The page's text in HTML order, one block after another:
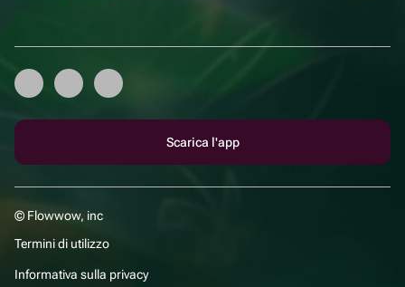
Scarica l'app
© Flowwow, inc
Termini di utilizzo
Informativa sulla privacy